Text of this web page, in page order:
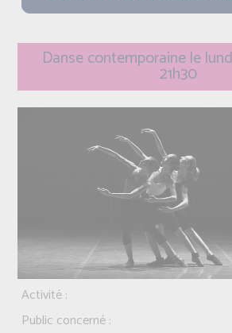
Danse contemporaine le
21h30
Activité :
Public concerné :